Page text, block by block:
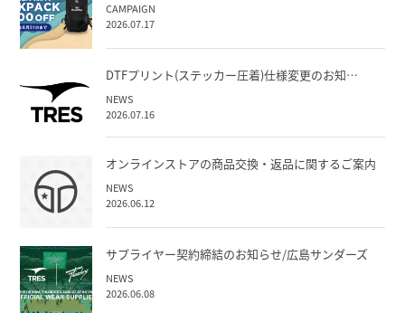
CAMPAIGN
2026.07.17
DTFプリント(ステッカー圧着)仕様変更のお知…
NEWS
2026.07.16
オンラインストアの商品交換・返品に関するご案内
NEWS
2026.06.12
サプライヤー契約締結のお知らせ/広島サンダーズ
NEWS
2026.06.08